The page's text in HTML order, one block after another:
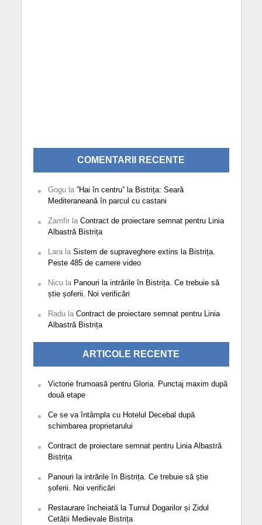
COMENTARII RECENTE
Gogula ”Hai în centru” la Bistrița: Seară
Mediteraneană în parcul cu castani
Zamfirla Contract de proiectare semnat pentru Linia
Albastră Bistrița
Larala Sistem de supraveghere extins la Bistrița.
Peste 485 de camere video
Nicula Panouri la intrările în Bistrița. Ce trebuie să
știe șoferii. Noi verificări
Radula Contract de proiectare semnat pentru Linia
Albastră Bistrița
ARTICOLE RECENTE
Victorie frumoasă pentru Gloria. Punctaj maxim după
două etape
Ce se va întâmpla cu Hotelul Decebal după
schimbarea proprietarului
Contract de proiectare semnat pentru Linia Albastră
Bistrița
Panouri la intrările în Bistrița. Ce trebuie să știe
șoferii. Noi verificări
Restaurare încheiată la Turnul Dogarilor și Zidul
Cetății Medievale Bistrița